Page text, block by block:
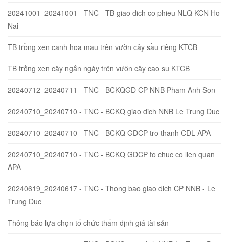
20241001_20241001 - TNC - TB giao dich co phieu NLQ KCN Ho
Nai
TB trồng xen canh hoa mau trên vườn cây sầu riêng KTCB
TB trồng xen cây ngắn ngày trên vườn cây cao su KTCB
20240712_20240711 - TNC - BCKQGD CP NNB Pham Anh Son
20240710_20240710 - TNC - BCKQ giao dich NNB Le Trung Duc
20240710_20240710 - TNC - BCKQ GDCP tro thanh CDL APA
20240710_20240710 - TNC - BCKQ GDCP to chuc co lien quan
APA
20240619_20240617 - TNC - Thong bao giao dich CP NNB - Le
Trung Duc
Thông báo lựa chọn tổ chức thẩm định giá tài sản